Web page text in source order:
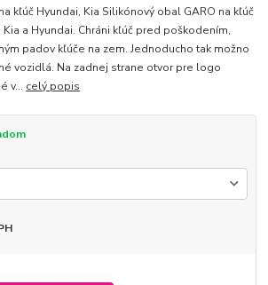
kľúč Hyundai, Kia Silikónový obal GARO na kľúč
a Hyundai. Chráni kľúč pred poškodením,
padov kľúče na zem. Jednoducho tak možno
vozidlá. Na zadnej strane otvor pre logo
v... celý popis